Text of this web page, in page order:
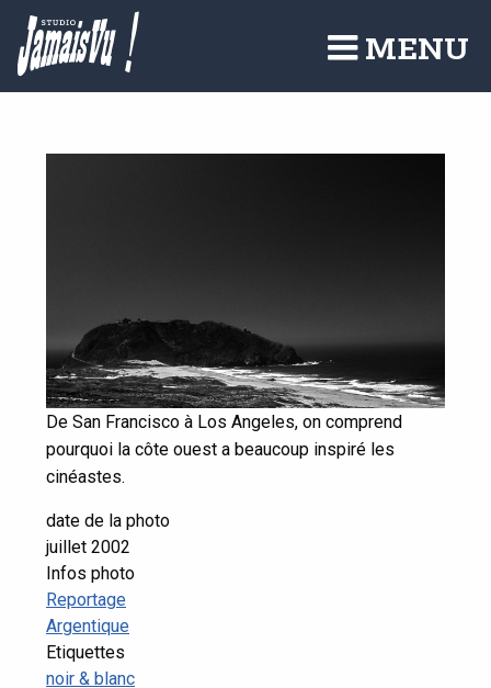
Aller
contenu
principal
MENU
De San Francisco à Los Angeles, on comprend
pourquoi la côte ouest a beaucoup inspiré les
cinéastes.
date de la photo
juillet 2002
Infos photo
Reportage
Argentique
Etiquettes
noir & blanc